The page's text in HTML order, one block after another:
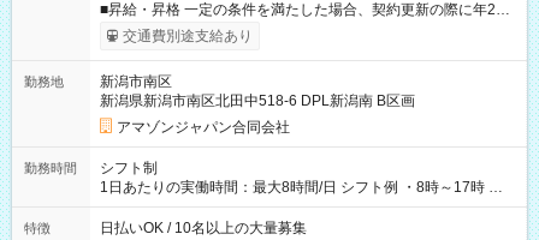
■昇給・昇格 一定の条件を満たした場合、契約更新の際に年2回
まで昇給の機会があります。 ■正社員登用制度あり ※月末締/翌
月25日支払い ※時間外手当、別途支給 ※深夜割増賃金 (22:00～
☆Amazon直雇用で安定して働けます！ 【試用期間】試用期間
あり 試用期間の長さ：1週間 雇用形態、給与は本採用時と同じ
です。
交通費別途支給あり
勤務地
新潟市南区
新潟県新潟市南区北田中518-6 DPL新潟南 B区画
アマゾンジャパン合同会社
勤務時間
シフト制
1日あたりの実働時間：最大8時間/日 シフト例 ・8時～17時 ・
12時～21時
特徴 日払いOK / 10名以上の大量募集